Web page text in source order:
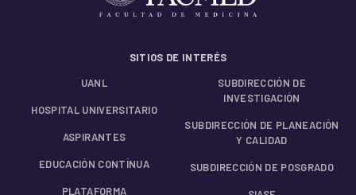
SITIOS DE INTERÉS
UANL
HOSPITAL UNIVERSITARIO
ASPIRANTES
EDUCACIÓN CONTÍNUA
PLATAFORMA
SUBDIRECCIÓN DE
INVESTIGACIÓN
SUBDIRECCIÓN DE PLANEACIÓN
Y CALIDAD
SUBDIRECCIÓN DE POSGRADO